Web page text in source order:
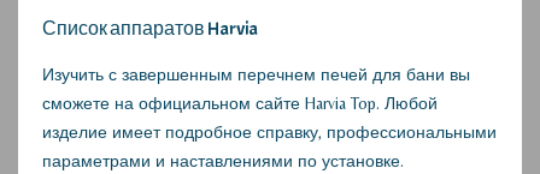
Список аппаратов Harvia
Изучить с завершенным перечнем печей для бани вы
сможете на официальном сайте Harvia Top. Любой
изделие имеет подробное справку, профессиональными
параметрами и наставлениями по установке.